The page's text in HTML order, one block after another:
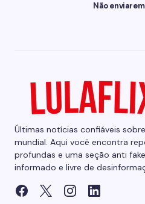
Não
Últimas notícias confiáveis
mundial. Aqui você encontra
profundas e uma seção anti
informado e livre de